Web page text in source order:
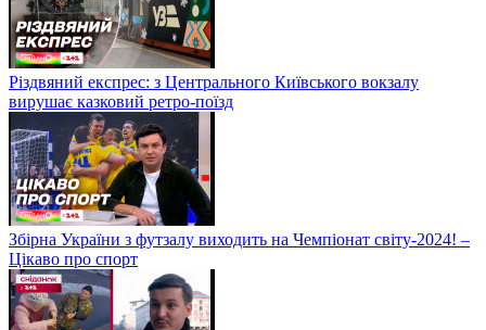
Різдвяний експрес: з Центрального Київського вокзалу
вирушає казковий ретро-поїзд
Збірна України з футзалу виходить на Чемпіонат світу-2024! –
Цікаво про спорт